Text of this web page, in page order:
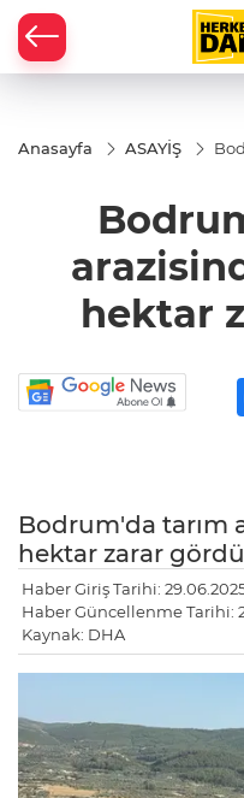
Anasayfa ASAYİŞ
hektar
Bodrum'da tarım
hektar zarar gördü
Haber Giriş Tarihi:
Haber Güncellenme Tarihi:
Kaynak: DHA